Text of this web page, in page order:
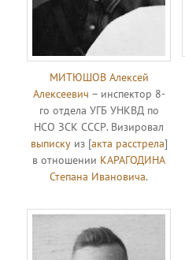
МИТЮШОВ Алексей
Алексеевич – инспектор 8-
го отдела УГБ УНКВД по
НСО ЗСК СССР. Визировал
выпискуиз [акта расстрела]
в отношении КАРАГОДИНА
Степана Ивановича.